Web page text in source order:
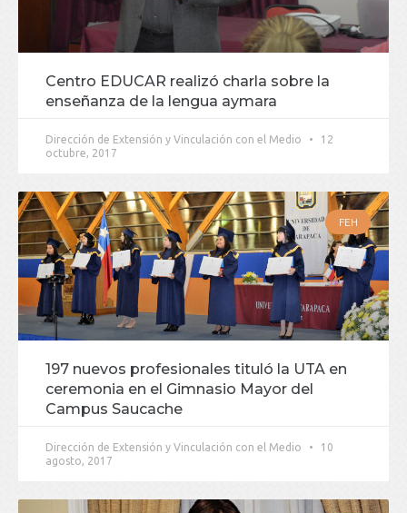
Centro EDUCAR realizó charla sobre la
enseñanza de la lengua aymara
Dirección de Extensión y Vinculación con el Medio
12
octubre, 2017
FEH
197 nuevos profesionales tituló la UTA en
ceremonia en el Gimnasio Mayor del
Campus Saucache
Dirección de Extensión y Vinculación con el Medio
10
agosto, 2017